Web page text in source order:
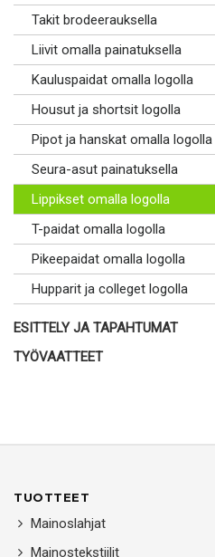
Takit brodeerauksella
Liivit omalla painatuksella
Kauluspaidat omalla logolla
Housut ja shortsit logolla
Pipot ja hanskat omalla logolla
Seura-asut painatuksella
Lippikset omalla logolla
T-paidat omalla logolla
Pikeepaidat omalla logolla
Hupparit ja colleget logolla
ESITTELY JA TAPAHTUMAT
TYÖVAATTEET
TUOTTEET
Mainoslahjat
Mainostekstiilit